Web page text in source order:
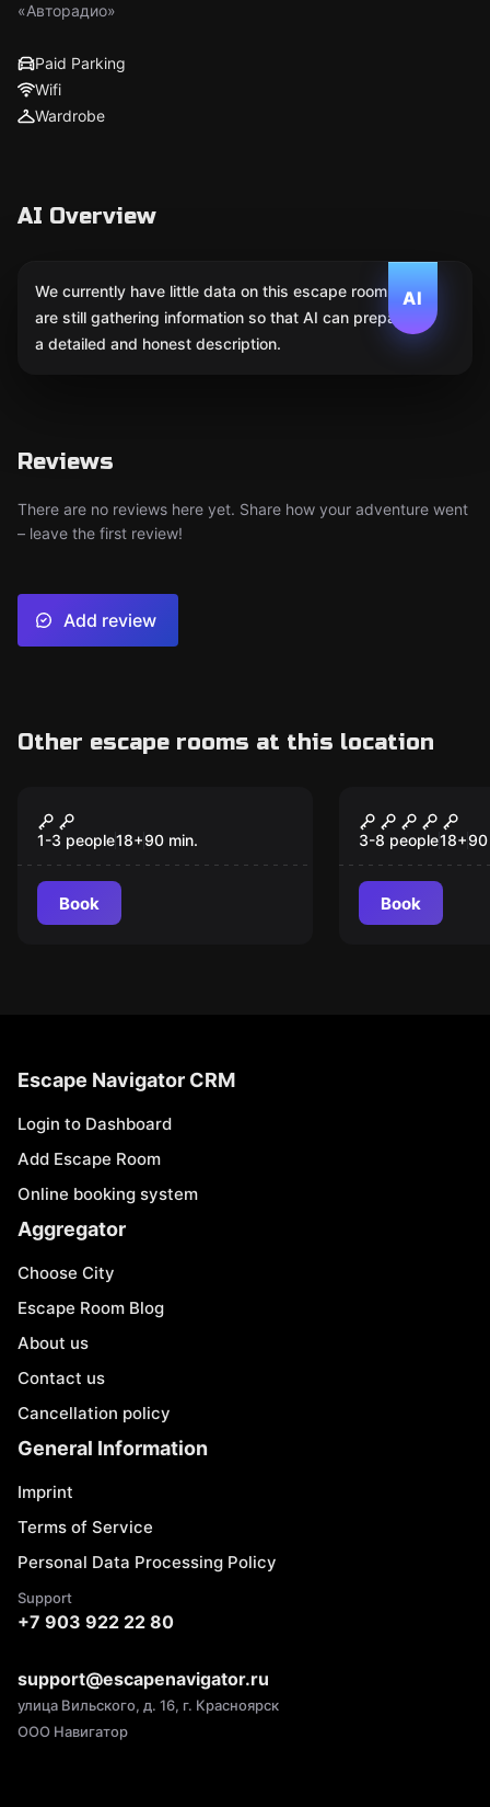
«Авторадио»
Paid Parking
Wifi
Wardrobe
AI Overview
AI
We currently have little data on this escape room. We
are still gathering information so that AI can prepare
a detailed and honest description.
Reviews
There are no reviews here yet. Share how your adventure went
– leave the first review!
Add review
Other escape rooms at this location
Коллекционер
1-3 people18+90 min.
Book
The
Daughter
3-8 people18+90
Book
Escape Navigator CRM
Login to Dashboard
Add Escape Room
Online booking system
Aggregator
Choose City
Escape Room Blog
About us
Contact us
Cancellation policy
General Information
Imprint
Terms of Service
Personal Data Processing Policy
Support
+7 903 922 22 80
support@escapenavigator.ru
улица Вильского, д. 16, г. Красноярск
ООО Навигатор